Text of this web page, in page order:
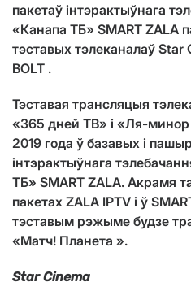
пакетаў інтэрактыўнага
«Канапа ТБ» SMART ZALA
тэставых тэлеканалаў Star
BOLT .
Тэставая трансляцыя
«365 дней ТВ» і «Ля-минор
2019 года ў базавых і
інтэрактыўнага
ТБ» SMART ZALA. Акрамя
пакетах ZALA IPTV і ў
тэставым рэжыме будзе
«Матч! Планета ».
Star Cinema